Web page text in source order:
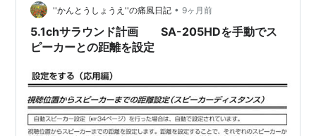
''かんとうしょうえ''の痛風日記 • 9ヶ月前
5.1chサラウンド計画 SA-205HDを手動でス
ピーカーとの距離を設定